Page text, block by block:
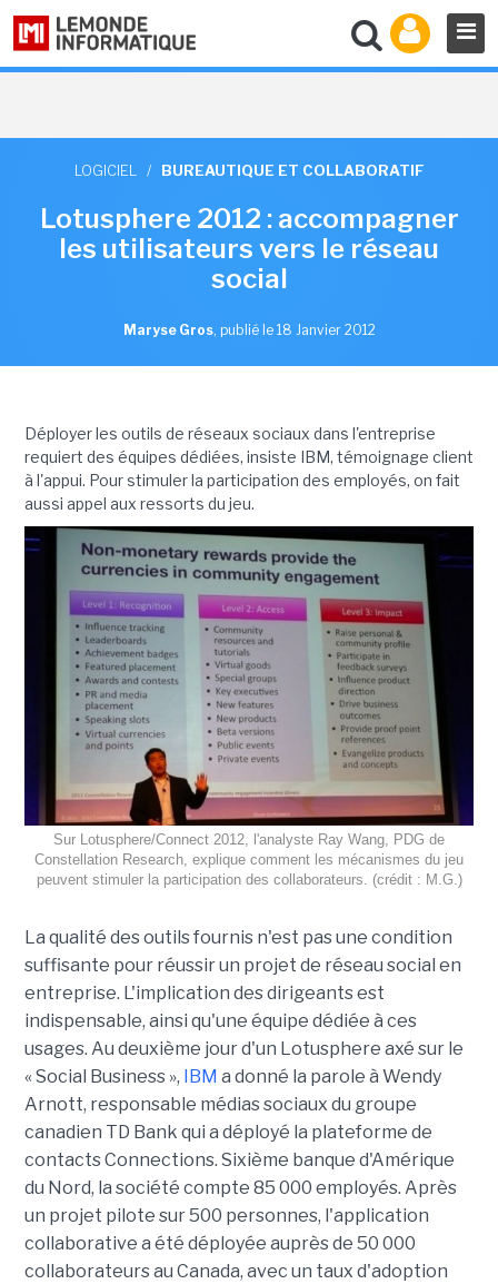
LOGICIEL / BUREAUTIQUE ET COLLABORATIF
Lotusphere 2012 : accompagner
les utilisateurs vers le réseau
social
Maryse Gros, publié le 18 Janvier 2012
Déployer les outils de réseaux sociaux dans l'entreprise
requiert des équipes dédiées, insiste IBM, témoignage client
à l'appui. Pour stimuler la participation des employés, on fait
aussi appel aux ressorts du jeu.
Sur Lotusphere/Connect 2012, l'analyste Ray Wang, PDG de
Constellation Research, explique comment les mécanismes du jeu
peuvent stimuler la participation des collaborateurs. (crédit : M.G.)
La qualité des outils fournis n'est pas une condition
suffisante pour réussir un projet de réseau social en
entreprise. L'implication des dirigeants est
indispensable, ainsi qu'une équipe dédiée à ces
usages. Au deuxième jour d'un Lotusphere axé sur le
« Social Business »,
IBM a donné la parole à Wendy
Arnott, responsable médias sociaux du groupe
canadien TD Bank qui a déployé la plateforme de
contacts Connections. Sixième banque d'Amérique
du Nord, la société compte 85 000 employés. Après
un projet pilote sur 500 personnes, l'application
collaborative a été déployée auprès de 50 000
collaborateurs au Canada, avec un taux d'adoption